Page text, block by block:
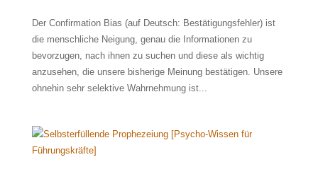
Der Confirmation Bias (auf Deutsch: Bestätigungsfehler) ist
die menschliche Neigung, genau die Informationen zu
bevorzugen, nach ihnen zu suchen und diese als wichtig
anzusehen, die unsere bisherige Meinung bestätigen. Unsere
ohnehin sehr selektive Wahrnehmung ist...